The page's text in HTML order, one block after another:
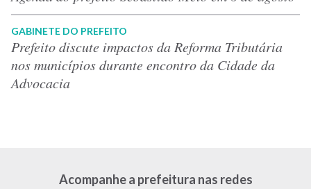
GABINETE DO PREFEITO
Prefeito discute impactos da Reforma Tributária
nos municípios durante encontro da Cidade da
Advocacia
Acompanhe a prefeitura nas redes